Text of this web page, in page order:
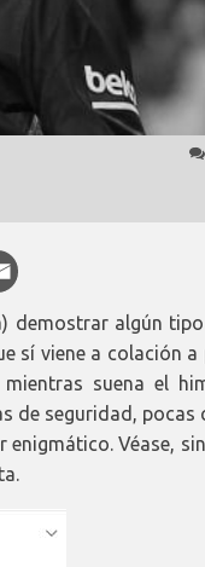
demostrar algún
sí viene a colación
suena el
de seguridad, pocas
enigmático. Véase,